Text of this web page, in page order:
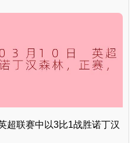
超联赛中以3比1战胜诺丁汉